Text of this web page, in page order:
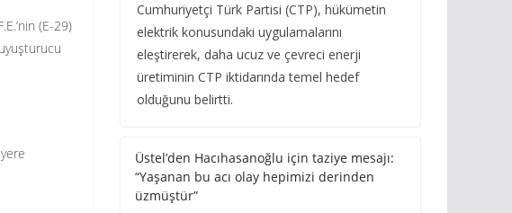
(E-29)
Cumhuriyetçi Türk Partisi (CTP), hükümetin
elektrik konusundaki uygulamalarını
eleştirerek, daha ucuz ve çevreci enerji
üretiminin CTP iktidarında temel hedef
olduğunu belirtti.
Üstel’den Hacıhasanoğlu için taziye mesajı:
“Yaşanan bu acı olay hepimizi derinden
üzmüştür”